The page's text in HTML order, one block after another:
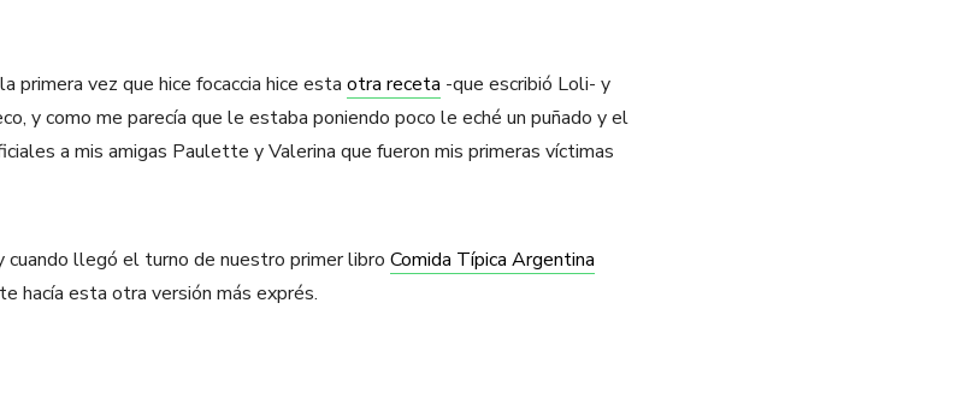
primera vez que hice focaccia hice esta otra receta -que escribió Loli- y
y como me parecía que le estaba poniendo poco le eché un puñado y el
a mis amigas Paulette y Valerina que fueron mis primeras víctimas
cuando llegó el turno de nuestro primer libro Comida Típica Argentina
hacía esta otra versión más exprés.